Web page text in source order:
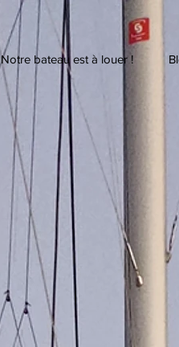
Notre bateau est à louer !